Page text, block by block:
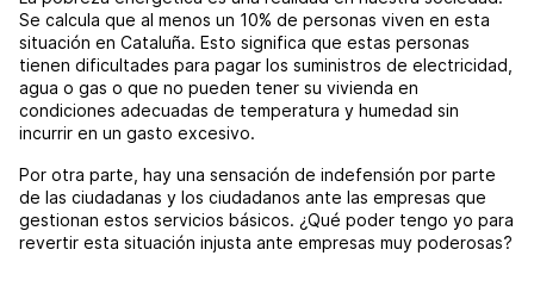
Se calcula que al menos un 10% de personas viven en esta
situación en Cataluña. Esto significa que estas personas
tienen dificultades para pagar los suministros de electricidad,
agua o gas o que no pueden tener su vivienda en
condiciones adecuadas de temperatura y humedad sin
incurrir en un gasto excesivo.
Por otra parte, hay una sensación de indefensión por parte
de las ciudadanas y los ciudadanos ante las empresas que
gestionan estos servicios básicos. ¿Qué poder tengo yo para
revertir esta situación injusta ante empresas muy poderosas?